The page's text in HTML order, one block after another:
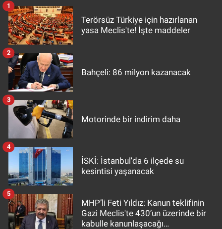
Terörsüz Türkiye için hazırlanan
yasa Meclis'te! İşte maddeler
1
Bahçeli: 86 milyon kazanacak
2
Motorinde bir indirim daha
3
İSKİ: İstanbul'da 6 ilçede su
kesintisi yaşanacak
4
MHP’li Feti Yıldız: Kanun teklifinin
Gazi Meclis'te 430’un üzerinde bir
kabulle kanunlaşacağı
5